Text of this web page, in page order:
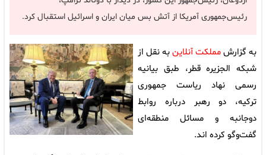
رئیس‌جمهوری آمریکا از آتش بس میان ایران و اسرائیل استقبال کرد.
به گزارشمملکت آنلاینبه نقل از
شبکه الجزیره قطر، طبق بیانیه
رسمی نهاد ریاست جمهوری
ترکیه، دو رهبر درباره روابط
دوجانبه و مسائل منطقه‌ای
گفت‌وگو کرده اند.